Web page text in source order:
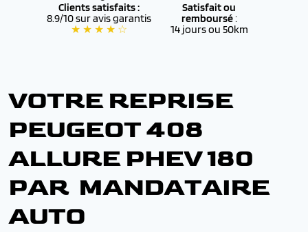
Clients satisfaits :
8.9/10 sur avis garantis
★ ★ ★ ★ ☆
Satisfait ou
remboursé:
14 jours ou 50km
VOTRE REPRISE
PEUGEOT 408
ALLURE PHEV 180
PAR MANDATAIRE
AUTO